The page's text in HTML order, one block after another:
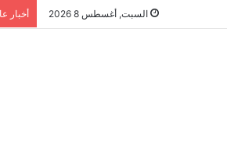
السبت, أغسطس 8 2026 أخبار